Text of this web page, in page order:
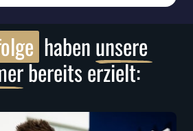
haben
bereits erzielt: